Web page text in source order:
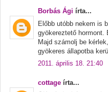
Borbás Ági írta...
Előbb utóbb nekem is
gyökereztető hormont.
Majd számolj be
gyökeres állapotba
2011. április 18. 21:40
cottage írta...